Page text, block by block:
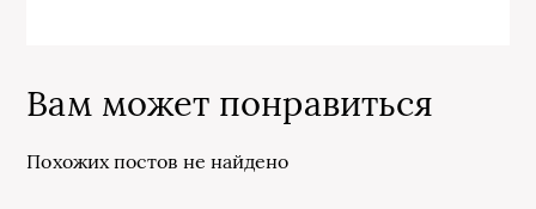
Вам может понравиться
Похожих постов не найдено